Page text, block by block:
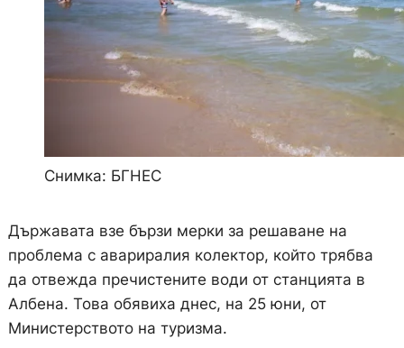
Снимка: БГНЕС
Държавата взе бързи мерки за решаване на
проблема с авариралия колектор, който трябва
да отвежда пречистените води от станцията в
Албена. Това обявиха днес, на 25 юни, от
Министерството на туризма.